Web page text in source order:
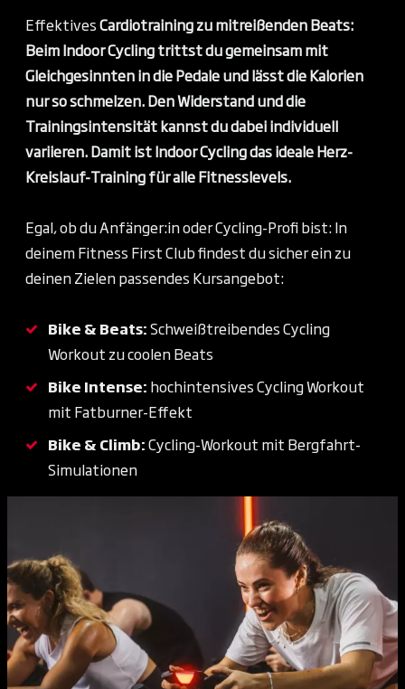
EffektivesCardiotraining zu mitreißenden Beats:
Beim Indoor Cycling trittst du gemeinsam mit
Gleichgesinnten in die Pedale undlässt die Kalorien
nur so schmelzen. Den Widerstand und die
Trainingsintensität kannst du dabeiindividuell
variieren. Damit ist Indoor Cycling dasideale Herz-
Kreislauf-Training für alle Fitnesslevels.
Egal, ob du Anfänger:in oder Cycling-Profi bist: In
deinem Fitness First Club findest du sicher ein zu
deinen Zielen passendes Kursangebot:
Bike & Beats:Schweißtreibendes Cycling
Workout zu coolen Beats
Bike Intense: hochintensives Cycling Workout
mit Fatburner-Effekt
Bike & Climb:Cycling-Workout mit Bergfahrt-
Simulationen